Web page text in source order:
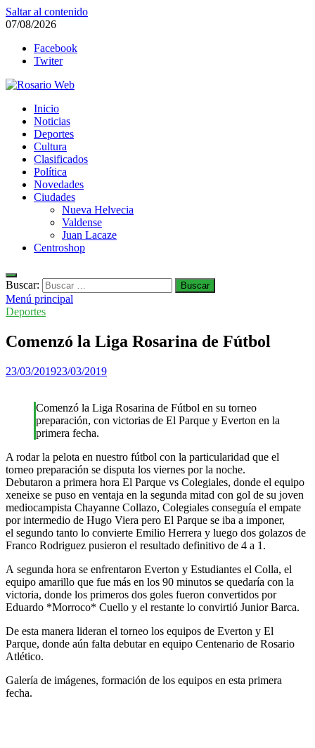
Saltar al contenido
07/08/2026
Facebook
Twiter
Rosario Web
Todas la noticias de Rosario y la zona
Inicio
Noticias
Deportes
Cultura
Clasificados
Política
Novedades
Ciudades
Nueva Helvecia
Valdense
Juan Lacaze
Centroshop
Buscar:
Menú principal
Deportes
Comenzó la Liga Rosarina de Fútbol
23/03/201923/03/2019
Comenzó la Liga Rosarina de Fútbol en su torneo
preparación, con victorias de El Parque y Everton en la
primera fecha.
A rodar la pelota en nuestro fútbol con la particularidad que el
torneo preparación se disputa los viernes por la noche.
Debutaron a primera hora El Parque vs Colegiales, donde el equipo
xeneixe se puso en ventaja en la segunda mitad con gol de su joven
mediocampista Chayanne Collazo, Colegiales conseguía el empate
por intermedio de Hugo Viera pero El Parque se iba a imponer,
el segundo tanto lo convierte Emilio Herrera y luego dos golazos de
Franco Rodriguez pusieron el resultado definitivo de 4 a 1.
A segunda hora se enfrentaron Everton y Estudiantes el Colla, el
equipo amarillo que fue más en los 90 minutos se quedaría con la
victoria, donde los primeros dos goles fueron convertidos por
Eduardo *Morroco* Cuello y el restante lo convirtió Junior Barca.
De esta manera lideran el torneo los equipos de Everton y El
Parque, donde aún falta debutar en equipo Centenario de Rosario
Atlético.
Galería de imágenes, formación de los equipos en esta primera
fecha.